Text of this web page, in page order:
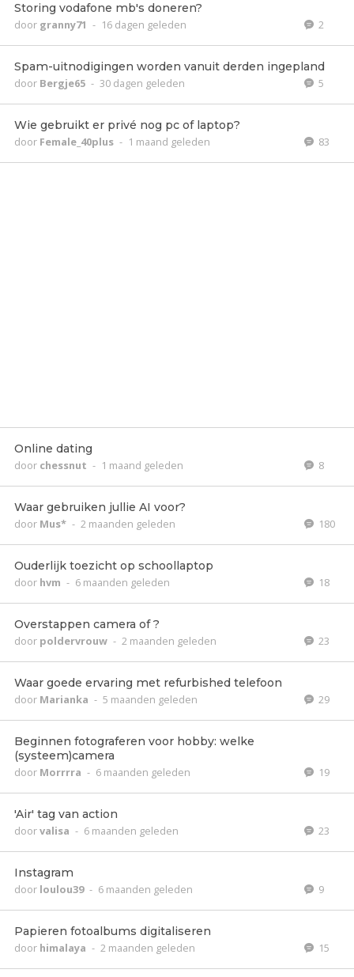
Storing vodafone mb's doneren?
door granny71 - 16 dagen geleden 2
Spam-uitnodigingen worden vanuit derden ingepland
door Bergje65 - 30 dagen geleden 5
Wie gebruikt er privé nog pc of laptop?
door Female_40plus - 1 maand geleden 83
Online dating
door chessnut - 1 maand geleden 8
Waar gebruiken jullie AI voor?
door Mus* - 2 maanden geleden 180
Ouderlijk toezicht op schoollaptop
door hvm - 6 maanden geleden 18
Overstappen camera of ?
door poldervrouw - 2 maanden geleden 23
Waar goede ervaring met refurbished telefoon
door Marianka - 5 maanden geleden 29
Beginnen fotograferen voor hobby: welke
(systeem)camera
door Morrrra - 6 maanden geleden 19
'Air' tag van action
doorvalisa - 6 maanden geleden 23
Instagram
door loulou39 - 6 maanden geleden 9
Papieren fotoalbums digitaliseren
door himalaya - 2 maanden geleden 15